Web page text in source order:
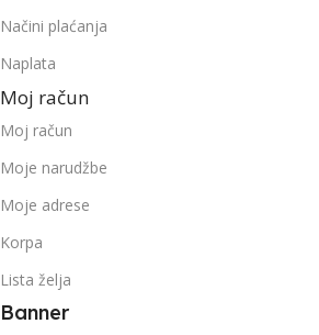
Načini plaćanja
Naplata
Moj račun
Moj račun
Moje narudžbe
Moje adrese
Korpa
Lista želja
Banner